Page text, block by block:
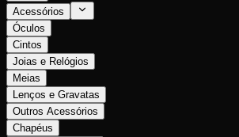
Acessórios
Óculos
Cintos
Joias e Relógios
Meias
Lenços e Gravatas
Outros Acessórios
Chapéus